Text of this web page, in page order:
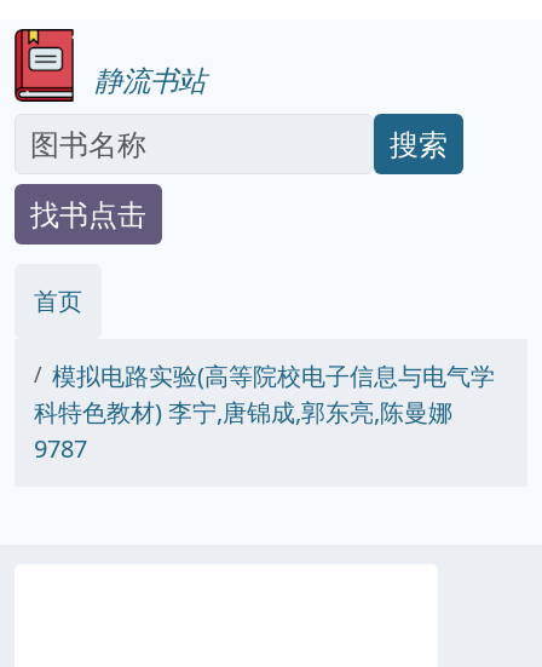
静流书站
搜索
找书点击
首页
模拟电路实验(高等院校电子信息与电气学
科特色教材) 李宁,唐锦成,郭东亮,陈曼娜
9787